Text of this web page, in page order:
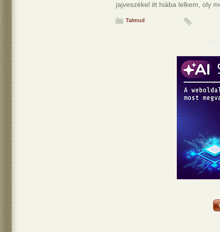
jajveszékel itt hiába lelkem, oly
Talmud